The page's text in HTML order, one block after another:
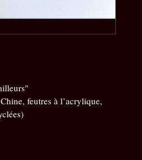
feutres à l’acrylique,